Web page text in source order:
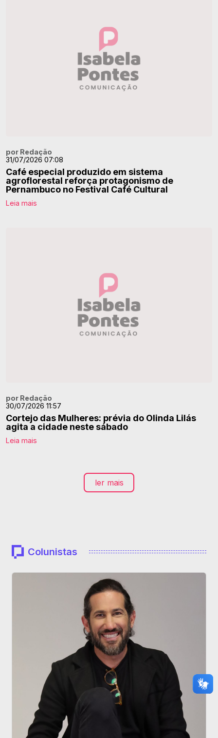
por Redação
31/07/2026 07:08
Café especial produzido em sistema
agroflorestal reforça protagonismo de
Pernambuco no Festival Café Cultural
Leia mais
por Redação
30/07/2026 11:57
Cortejo das Mulheres: prévia do Olinda Lilás
agita a cidade neste sábado
Leia mais
ler mais
Colunistas